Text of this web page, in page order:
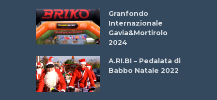
Granfondo
Internazionale
Gavia&Mortirolo
2024
A.RI.BI – Pedalata di
Babbo Natale 2022